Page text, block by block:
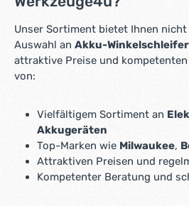
Unser Sortiment bietet Ihnen
Auswahl an Akku-
attraktive Preise und
von:
Vielfältigem Sortiment an
Akkugeräten
Top-Marken wie Milwaukee,
Attraktiven Preisen und
Kompetenter Beratung und